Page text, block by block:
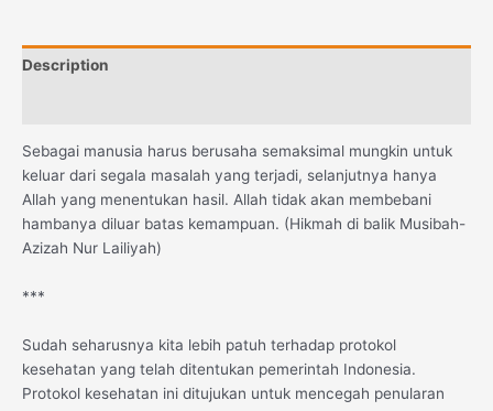
Description
Sebagai manusia harus berusaha semaksimal mungkin untuk
keluar dari segala masalah yang terjadi, selanjutnya hanya
Allah yang menentukan hasil. Allah tidak akan membebani
hambanya diluar batas kemampuan. (Hikmah di balik Musibah-
Azizah Nur Lailiyah)
***
Sudah seharusnya kita lebih patuh terhadap protokol
kesehatan yang telah ditentukan pemerintah Indonesia.
Protokol kesehatan ini ditujukan untuk mencegah penularan